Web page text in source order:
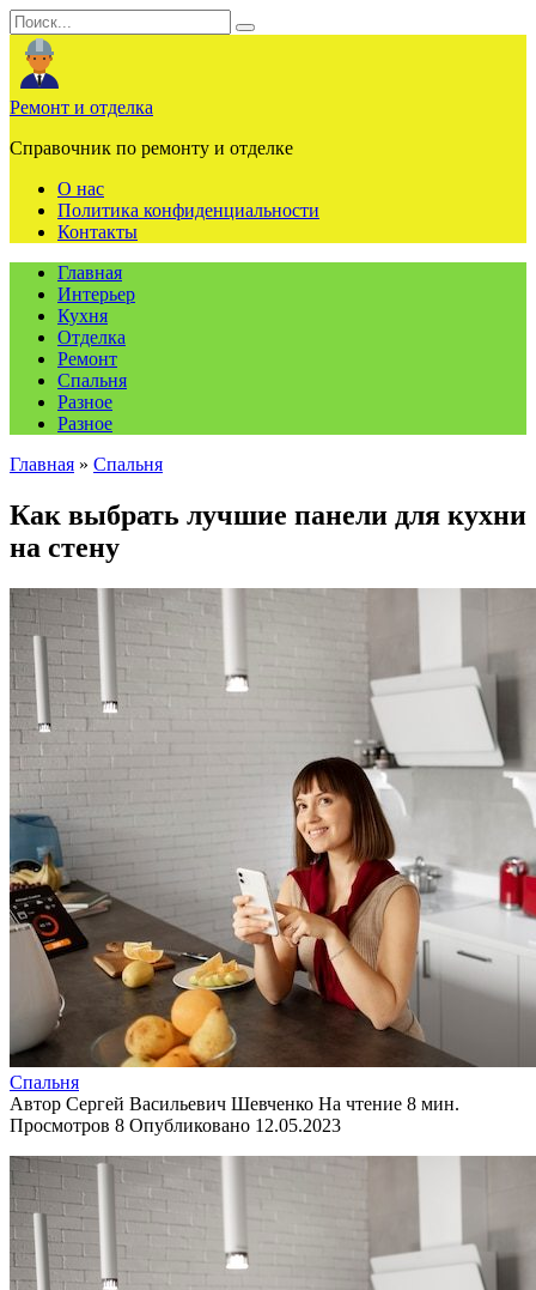
Перейти
к
содержанию
Search
for:
Ремонт и отделка
Справочник по ремонту и отделке
О нас
Политика конфиденциальности
Контакты
Главная
Интерьер
Кухня
Отделка
Ремонт
Спальня
Разное
Разное
Главная » Спальня
Как выбрать лучшие панели для кухни
на стену
Спальня
Автор Сергей Васильевич Шевченко На чтение 8 мин.
Просмотров 8 Опубликовано 12.05.2023